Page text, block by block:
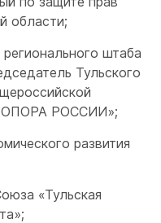
области;
штаба
Тульского
РОССИИ»;
развития
«Тульская